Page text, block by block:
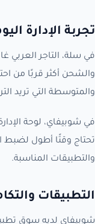
تجربة الإدارة
في سلة، التاجر العربي
والشحن أكثر قربًا من
والمتوسطة التي تريد
في شوبيفاي، لوحة
تحتاج وقتًا أطول لضبط
والتطبيقات المناسبة.
التطبيقات
شوبيفاي لديه سوق